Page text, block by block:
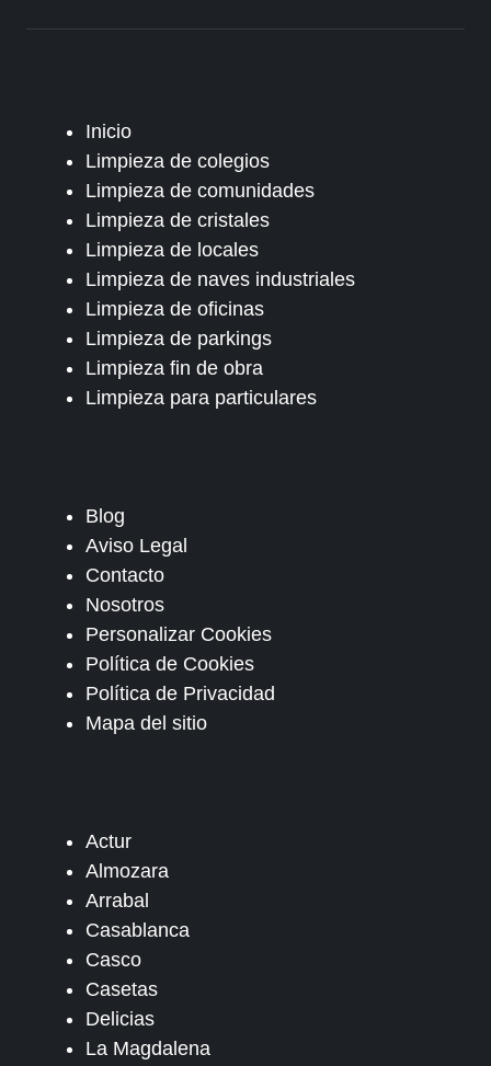
Inicio
Limpieza de colegios
Limpieza de comunidades
Limpieza de cristales
Limpieza de locales
Limpieza de naves industriales
Limpieza de oficinas
Limpieza de parkings
Limpieza fin de obra
Limpieza para particulares
Blog
Aviso Legal
Contacto
Nosotros
Personalizar Cookies
Política de Cookies
Política de Privacidad
Mapa del sitio
Actur
Almozara
Arrabal
Casablanca
Casco
Casetas
Delicias
La Magdalena